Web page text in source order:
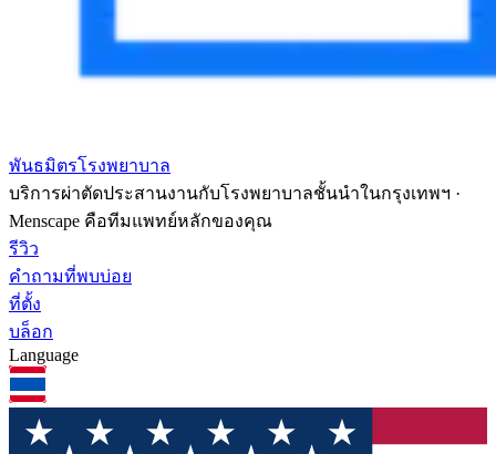
พันธมิตรโรงพยาบาล
บริการผ่าตัดประสานงานกับโรงพยาบาลชั้นนำในกรุงเทพฯ ·
Menscape คือทีมแพทย์หลักของคุณ
รีวิว
คำถามที่พบบ่อย
ที่ตั้ง
บล็อก
Language